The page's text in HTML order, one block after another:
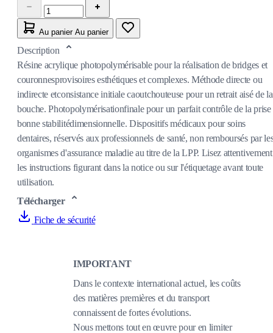
Au panier Au panier
Description
Résine acrylique photopolymérisable pour la réalisation de bridges et
couronnesprovisoires esthétiques et complexes. Méthode directe ou
indirecte etconsistance initiale caoutchouteuse pour un retrait aisé de la
bouche. Photopolymérisationfinale pour un parfait contrôle de la prise
bonne stabilitédimensionnelle. Dispositifs médicaux pour soins
dentaires, réservés aux professionnels de santé, non remboursés par
organismes d'assurance maladie au titre de la LPP. Lisez attentivement
les instructions figurant dans la notice ou sur l'étiquetage avant toute
utilisation.
Télécharger
Fiche de sécurité
IMPORTANT
Dans le contexte international actuel, les coûts
des matières premières et du transport
connaissent de fortes évolutions.
Nous mettons tout en œuvre pour en limiter